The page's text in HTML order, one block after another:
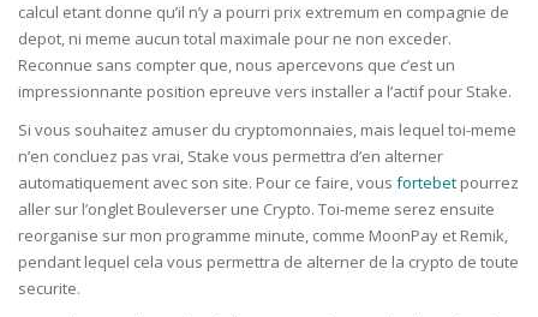
calcul etant donne qu’il n’y a pourri prix extremum en compagnie de
depot, ni meme aucun total maximale pour ne non exceder.
Reconnue sans compter que, nous apercevons que c’est un
impressionnante position epreuve vers installer a l’actif pour Stake.
Si vous souhaitez amuser du cryptomonnaies, mais lequel toi-meme
n’en concluez pas vrai, Stake vous permettra d’en alterner
automatiquement avec son site. Pour ce faire, vous fortebet pourrez
aller sur l’onglet Bouleverser une Crypto. Toi-meme serez ensuite
reorganise sur mon programme minute, comme MoonPay et Remik,
pendant lequel cela vous permettra de alterner de la crypto de toute
securite.